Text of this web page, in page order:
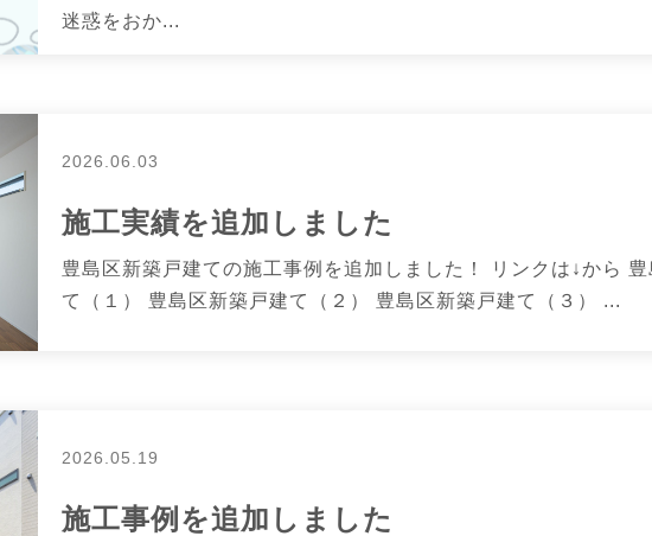
迷惑をおか...
2026.06.03
施工実績を追加しました
豊島区新築戸建ての施工事例を追加しました！ リンクは↓から
て（１） 豊島区新築戸建て（２） 豊島区新築戸建て（３） ...
2026.05.19
施工事例を追加しました